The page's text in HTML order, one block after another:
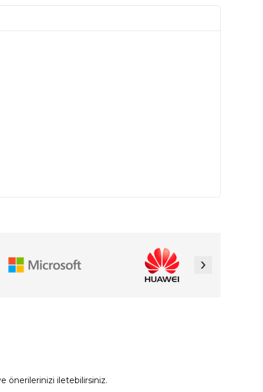
›
önerilerinizi iletebilirsiniz.